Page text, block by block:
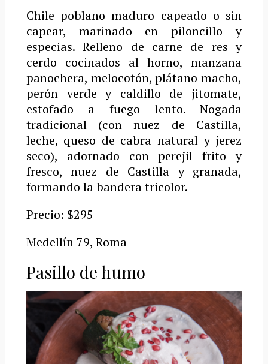
Chile poblano maduro capeado o sin
capear, marinado en piloncillo y
especias. Relleno de carne de res y
cerdo cocinados al horno, manzana
panochera, melocotón, plátano macho,
perón verde y caldillo de jitomate,
estofado a fuego lento. Nogada
tradicional (con nuez de Castilla,
leche, queso de cabra natural y jerez
seco), adornado con perejil frito y
fresco, nuez de Castilla y granada,
formando la bandera tricolor.
Precio: $295
Medellín 79, Roma
Pasillo de humo